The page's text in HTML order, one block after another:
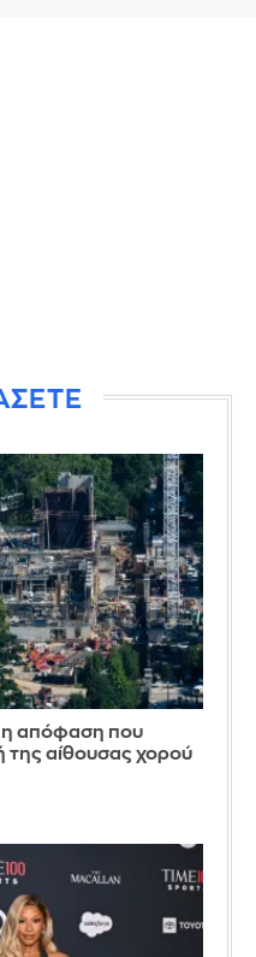
η απόφαση που
της αίθουσας χορού